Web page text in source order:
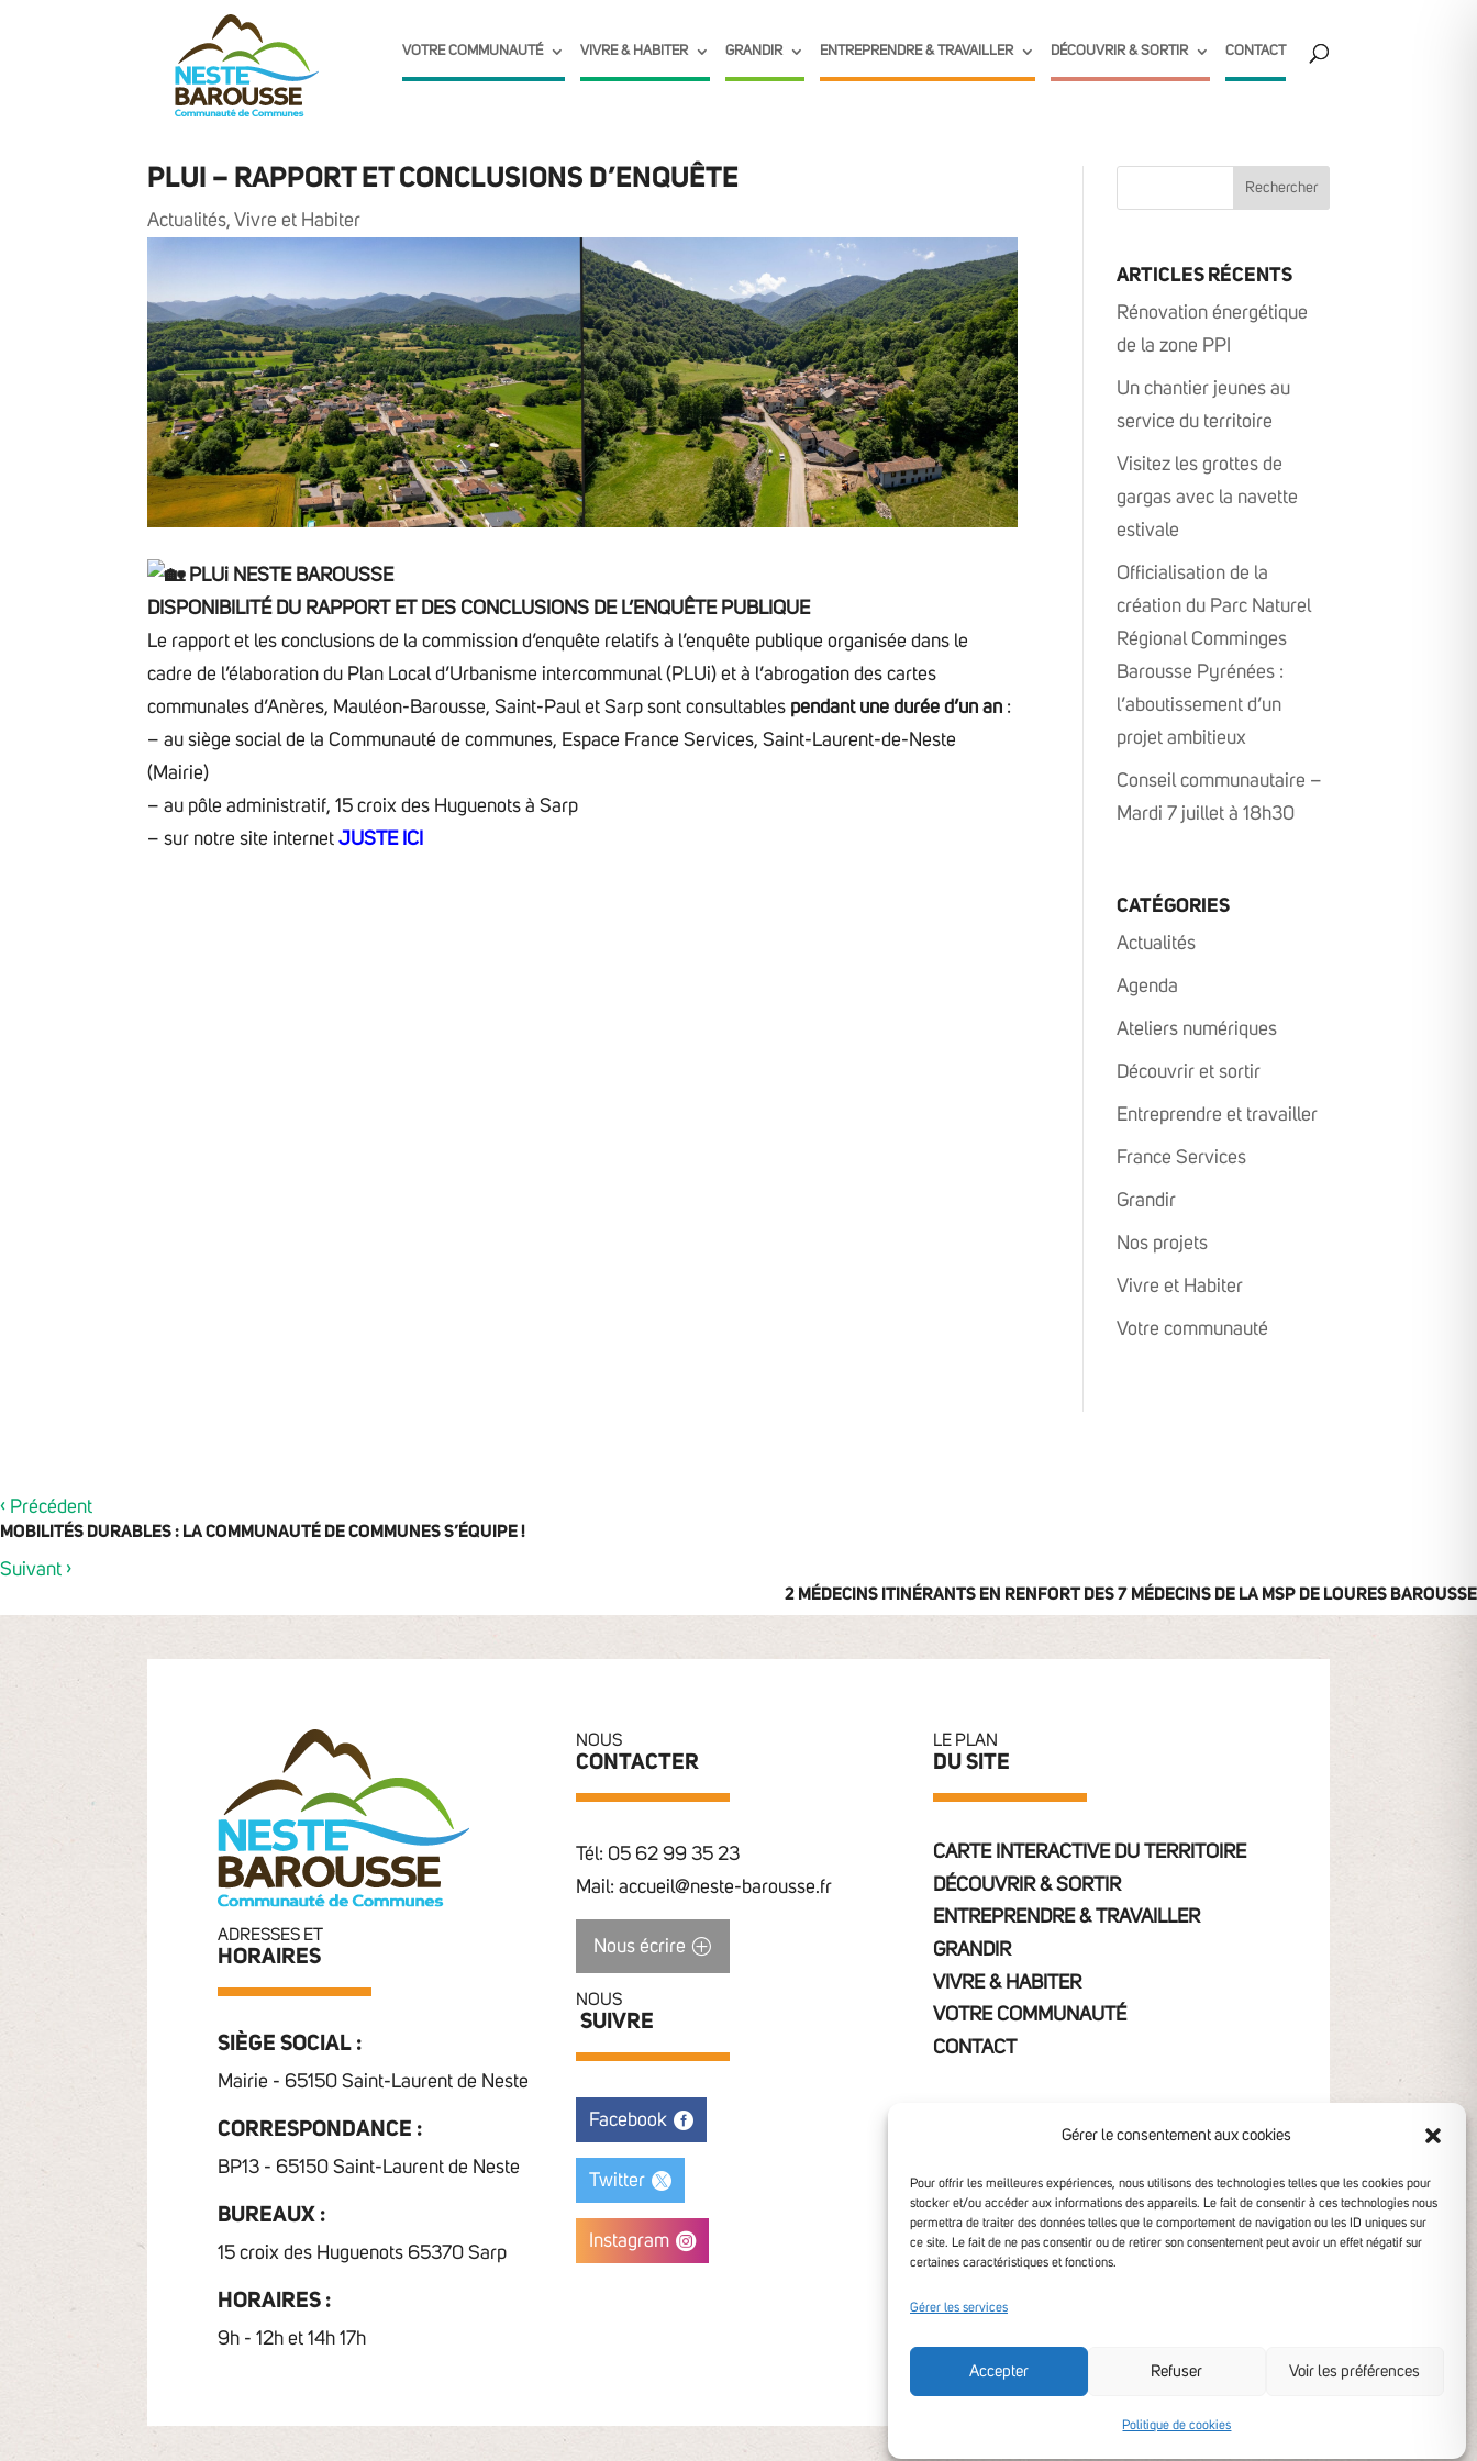
Gérer le consentement aux cookies
Pour offrir les meilleures expériences, nous utilisons des technologies telles que les cookies pour
stocker et/ou accéder aux informations des appareils. Le fait de consentir à ces technologies nous
permettra de traiter des données telles que le comportement de navigation ou les ID uniques sur
ce site. Le fait de ne pas consentir ou de retirer son consentement peut avoir un effet négatif sur
certaines caractéristiques et fonctions.
Gérer les services
Accepter Refuser Voir les préférences
Politique de cookies
VOTRE COMMUNAUTÉ VIVRE & HABITER GRANDIR ENTREPRENDRE & TRAVAILLER DÉCOUVRIR & SORTIR CONTACT
PLUI – RAPPORT ET CONCLUSIONS D’ENQUÊTE
Actualités,Vivre et Habiter
PLUi NESTE BAROUSSE
DISPONIBILITÉ DU RAPPORT ET DES CONCLUSIONS DE L’ENQUÊTE PUBLIQUE
Le rapport et les conclusions de la commission d’enquête relatifs à l’enquête publique organisée dans le
cadre de l’élaboration du Plan Local d’Urbanisme intercommunal (PLUi) et à l’abrogation des cartes
communales d’Anères, Mauléon-Barousse, Saint-Paul et Sarp sont consultables pendant une durée d’un an :
– au siège social de la Communauté de communes, Espace France Services, Saint-Laurent-de-Neste
(Mairie)
– au pôle administratif, 15 croix des Huguenots à Sarp
– sur notre site internet JUSTE ICI
ARTICLES RÉCENTS
Rénovation énergétique
de la zone PPI
Un chantier jeunes au
service du territoire
Visitez les grottes de
gargas avec la navette
estivale
Officialisation de la
création du Parc Naturel
Régional Comminges
Barousse Pyrénées :
l’aboutissement d’un
projet ambitieux
Conseil communautaire –
Mardi 7 juillet à 18h30
CATÉGORIES
Actualités
Agenda
Ateliers numériques
Découvrir et sortir
Entreprendre et travailler
France Services
Grandir
Nos projets
Vivre et Habiter
Votre communauté
‹ Précédent
MOBILITÉS DURABLES : LA COMMUNAUTÉ DE COMMUNES S’ÉQUIPE !
Suivant ›
2 MÉDECINS ITINÉRANTS EN RENFORT DES 7 MÉDECINS DE LA MSP DE LOURES BAROUSSE
ADRESSES ET
HORAIRES
SIÈGE SOCIAL :
Mairie - 65150 Saint-Laurent de Neste
CORRESPONDANCE :
BP13 - 65150 Saint-Laurent de Neste
BUREAUX :
15 croix des Huguenots 65370 Sarp
HORAIRES :
9h - 12h et 14h 17h
NOUS
CONTACTER
Tél: 05 62 99 35 23
Mail: accueil@neste-barousse.fr
Nous écrire
NOUS
SUIVRE
Facebook
Twitter
Instagram
LE PLAN
DU SITE
CARTE INTERACTIVE DU TERRITOIRE
DÉCOUVRIR & SORTIR
ENTREPRENDRE & TRAVAILLER
GRANDIR
VIVRE & HABITER
VOTRE COMMUNAUTÉ
CONTACT